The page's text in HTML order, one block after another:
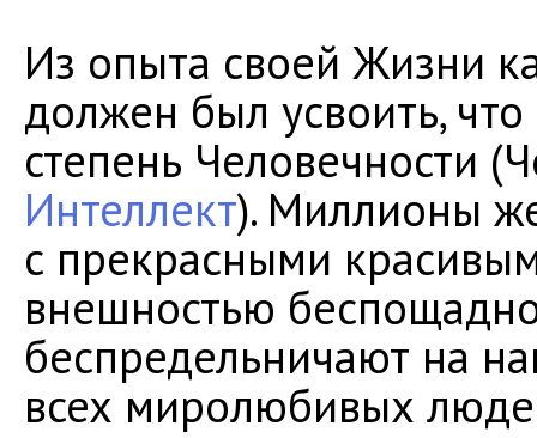
Из опыта своей Жизни
должен был усвоить,
степень Человечности
Интеллект). Миллионы
с прекрасными
внешностью
беспредельничают на
всех миролюбивых